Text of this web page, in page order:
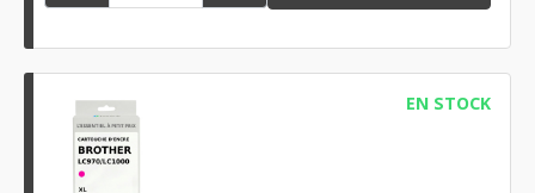
EN STOCK